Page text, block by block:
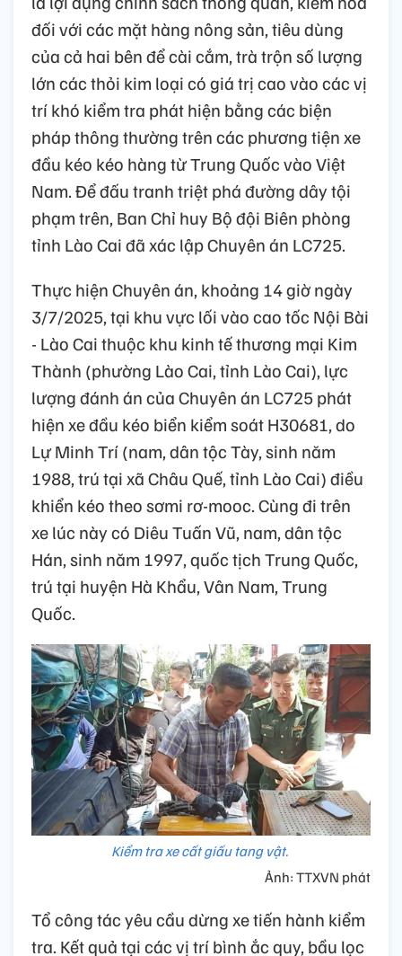
đối với các mặt hàng nông sản, tiêu dùng
của cả hai bên để cài cắm, trà trộn số lượng
lớn các thỏi kim loại có giá trị cao vào các vị
trí khó kiểm tra phát hiện bằng các biện
pháp thông thường trên các phương tiện xe
đầu kéo kéo hàng từ Trung Quốc vào Việt
Nam. Để đấu tranh triệt phá đường dây tội
phạm trên, Ban Chỉ huy Bộ đội Biên phòng
tỉnh Lào Cai đã xác lập Chuyên án LC725.
Thực hiện Chuyên án, khoảng 14 giờ ngày
3/7/2025, tại khu vực lối vào cao tốc Nội Bài
- Lào Cai thuộc khu kinh tế thương mại Kim
Thành (phường Lào Cai, tỉnh Lào Cai), lực
lượng đánh án của Chuyên án LC725 phát
hiện xe đầu kéo biển kiểm soát H30681, do
Lự Minh Trí (nam, dân tộc Tày, sinh năm
1988, trú tại xã Châu Quế, tỉnh Lào Cai) điều
khiển kéo theo sơmi rơ-mooc. Cùng đi trên
xe lúc này có Diêu Tuấn Vũ, nam, dân tộc
Hán, sinh năm 1997, quốc tịch Trung Quốc,
trú tại huyện Hà Khẩu, Vân Nam, Trung
Quốc.
Kiểm tra xe cất giấu tang vật.
Ảnh: TTXVN phát
Tổ công tác yêu cầu dừng xe tiến hành kiểm
tra. Kết quả tại các vị trí bình ắc quy, bầu lọc